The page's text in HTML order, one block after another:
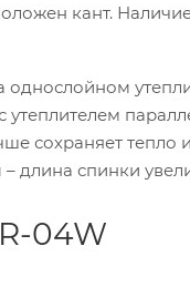
кант.
утеплителем
сохраняет
длина спинки
04W